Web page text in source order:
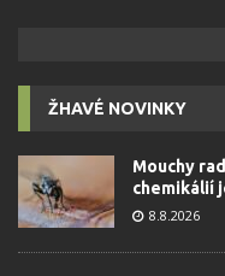
ŽHAVÉ NOVINKY
Mouchy
chemikálií
8.8.2026